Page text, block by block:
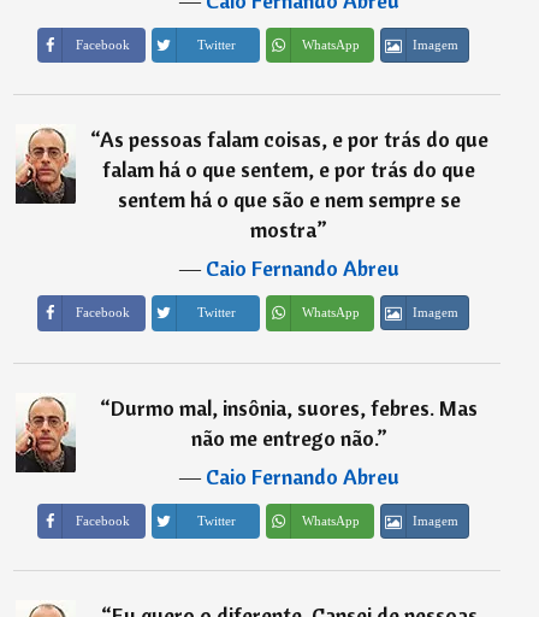
Facebook Twitter WhatsApp Imagem
“As pessoas falam coisas, e por trás do que
falam há o que sentem, e por trás do que
sentem há o que são e nem sempre se
mostra”
―Caio Fernando Abreu
Facebook Twitter WhatsApp Imagem
“Durmo mal, insônia, suores, febres. Mas
não me entrego não.”
―Caio Fernando Abreu
Facebook Twitter WhatsApp Imagem